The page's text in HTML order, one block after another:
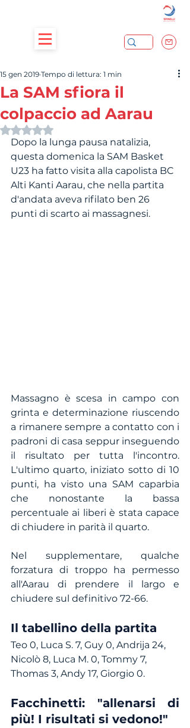
La SAM sfiora il
colpaccio ad Aarau
15 gen 2019 Tempo di lettura: 1 min
Valutazione NaN stelle su 5.
Dopo la lunga pausa natalizia,
questa domenica la SAM Basket
U23 ha fatto visita alla capolista BC
Alti Kanti Aarau, che nella partita
d'andata aveva rifilato ben 26
punti di scarto ai massagnesi.
Massagno è scesa in campo con
grinta e determinazione riuscendo
a rimanere sempre a contatto con i
padroni di casa seppur inseguendo
il risultato per tutta l'incontro.
L'ultimo quarto, iniziato sotto di 10
punti, ha visto una SAM caparbia
che nonostante la bassa
percentuale ai liberi è stata capace
di chiudere in parità il quarto.
Nel supplementare, qualche
forzatura di troppo ha permesso
all'Aarau di prendere il largo e
chiudere sul definitivo 72-66.
Il tabellino della partita
Teo 0, Luca S. 7, Guy 0, Andrija 24,
Nicolò 8, Luca M. 0, Tommy 7,
Thomas 3, Andy 17, Giorgio 0.
Facchinetti: "allenarsi di
più! I risultati si vedono!"